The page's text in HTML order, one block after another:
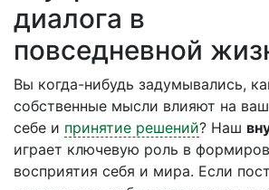
диалога в
повседневной
Вы когда-нибудь задумывались,
собственные мысли влияют на
себе и принятие решений? Наш
играет ключевую роль в
восприятия себя и мира. Если